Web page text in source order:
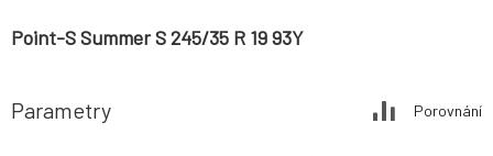
Point-S Summer S 245/35 R 19 93Y
Parametry Porovnání